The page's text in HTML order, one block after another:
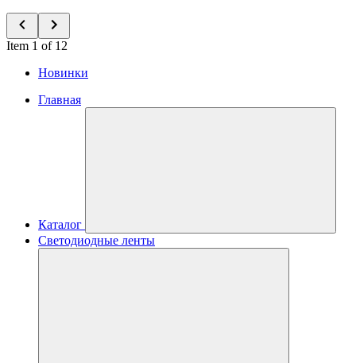
Item 1 of 12
Новинки
Главная
Каталог
Светодиодные ленты